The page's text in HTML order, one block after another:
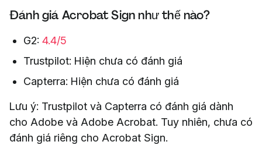
Đánh giá Acrobat Sign như thế nào?
G2: 4.4/5
Trustpilot: Hiện chưa có đánh giá
Capterra: Hiện chưa có đánh giá
Lưu ý: Trustpilot và Capterra có đánh giá dành
cho Adobe và Adobe Acrobat. Tuy nhiên, chưa có
đánh giá riêng cho Acrobat Sign.